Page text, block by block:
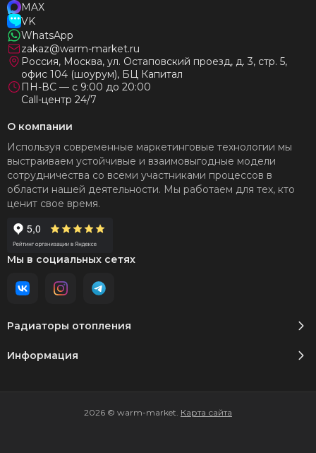
MAX
VK
WhatsApp
zakaz@warm-market.ru
Россия, Москва, ул. Остаповский проезд, д. 3, стр. 5,
офис 104 (шоурум), БЦ Капитал
ПН-ВС — с 9:00 до 20:00
Call-центр 24/7
Радиаторы отопления
Информация
О компании
Используя современные маркетинговые технологии мы
выстраиваем устойчивые и взаимовыгодные модели
сотрудничества со всеми участниками процессов в
области нашей деятельности. Мы работаем для тех, кто
ценит свое время.
Мы в социальных сетях
2026 © warm-market. Карта сайта